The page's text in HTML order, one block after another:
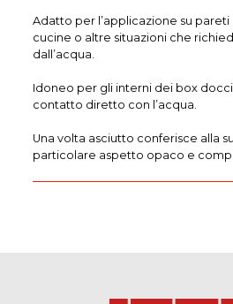
Adatto per l’applicazione su pareti
cucine o altre situazioni che
dall’acqua.
Idoneo per gli interni dei box
contatto diretto con l’acqua.
Una volta asciutto conferisce alla
particolare aspetto opaco e